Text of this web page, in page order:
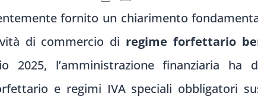
fornito un chiarimento
di commercio di regime forfettario
l’amministrazione finanziaria ha
e regimi IVA speciali obbligatori